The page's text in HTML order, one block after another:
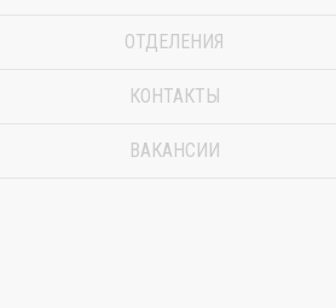
ОТДЕЛЕНИЯ
КОНТАКТЫ
ВАКАНСИИ